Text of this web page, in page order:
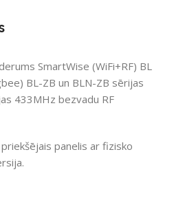
SmartWise (WiFi+RF) BL
BL-ZB un BLN-ZB sērijas
433MHz bezvadu RF
panelis ar fizisko